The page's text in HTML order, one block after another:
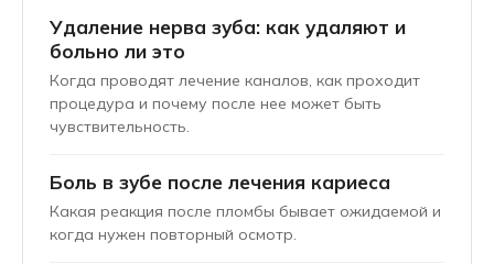
Удаление нерва зуба: как удаляют и
больно ли это
Когда проводят лечение каналов, как проходит
процедура и почему после нее может быть
чувствительность.
Боль в зубе после лечения кариеса
Какая реакция после пломбы бывает ожидаемой и
когда нужен повторный осмотр.